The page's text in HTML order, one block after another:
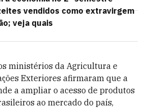
vendidos como extravirgem
veja quais
ministérios da Agricultura e
Exteriores afirmaram que a
a ampliar o acesso de produtos
ao mercado do país,